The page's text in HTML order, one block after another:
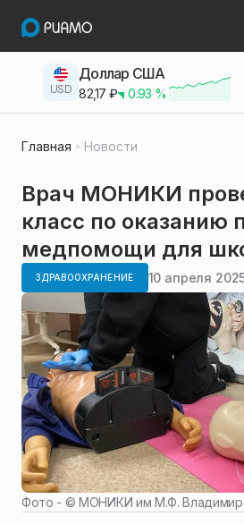
USD
Доллар США
82,17 ₽ 0.93 %
Главная Новости
Врач МОНИКИ
класс по оказанию
медпомощи для
ЗДРАВООХРАНЕНИЕ 10 апреля
Фото - ©МОНИКИ им М.Ф.